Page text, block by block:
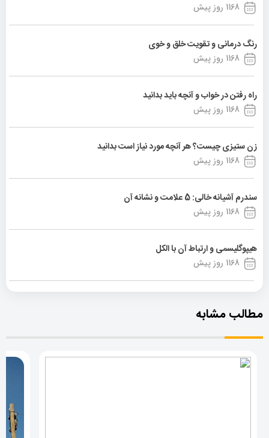
1168 روز پیش
رنگ درمانی و تقویت خلق و خوی
1168 روز پیش
راه رفتن در خواب و آنچه باید بدانید
1168 روز پیش
زن ستیزی چیست؟ هر آنچه مورد نیاز است بدانید
1168 روز پیش
سندرم آشیانه خالی: 5 علامت و نشانه آن
1168 روز پیش
هیپوگلیسمی و ارتباط آن با الکل
1168 روز پیش
مطالب مشابه